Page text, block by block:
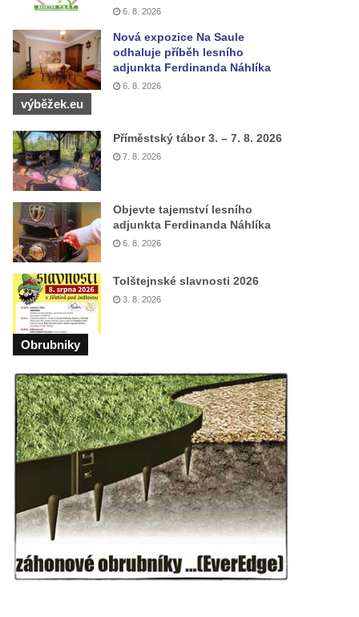
6. 8. 2026
Nová expozice Na Saule
odhaluje příběh lesního
adjunkta Ferdinanda Náhlíka
6. 8. 2026
výběžek.eu
Příměstský tábor 3. – 7. 8. 2026
7. 8. 2026
Objevte tajemství lesního
adjunkta Ferdinanda Náhlíka
6. 8. 2026
Tolštejnské slavnosti 2026
3. 8. 2026
Obrubniky